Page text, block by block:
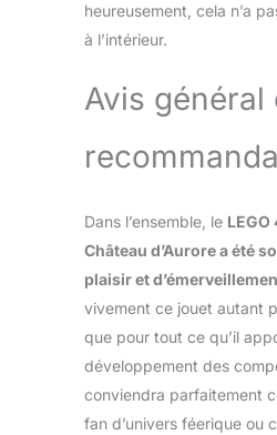
heureusement, cela n’a
à l’intérieur.
Avis général
Dans l’ensemble, le LEGO
Château d’Aurore a été
plaisir et
vivement ce jouet autant
que pour tout ce qu’il
développement des
conviendra parfaitement
fan d’univers féerique ou